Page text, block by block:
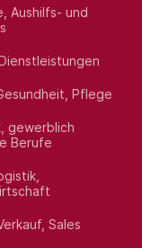
Aushilfs- und
Pflege
gewerblich
Berufe
Sales